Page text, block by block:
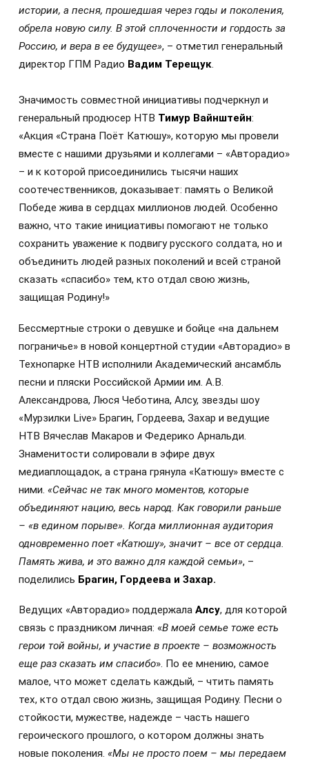
истории, а песня, прошедшая через годы и поколения,
обрела новую силу. В этой сплоченности и гордость за
Россию, и вера в ее будущее», – отметил генеральный
директор ГПМ Радио Вадим Терещук.
Значимость совместной инициативы подчеркнул и
генеральный продюсер НТВ Тимур Вайнштейн:
«Акция «Страна Поёт Катюшу», которую мы провели
вместе с нашими друзьями и коллегами – «Авторадио»
– и к которой присоединились тысячи наших
соотечественников, доказывает: память о Великой
Победе жива в сердцах миллионов людей. Особенно
важно, что такие инициативы помогают не только
сохранить уважение к подвигу русского солдата, но и
объединить людей разных поколений и всей страной
сказать «спасибо» тем, кто отдал свою жизнь,
защищая Родину!»
Бессмертные строки о девушке и бойце «на дальнем
пограничье» в новой концертной студии «Авторадио» в
Технопарке НТВ исполнили Академический ансамбль
песни и пляски Российской Армии им. А.В.
Александрова, Люся Чеботина, Алсу, звезды шоу
«Мурзилки Live» Брагин, Гордеева, Захар и ведущие
НТВ Вячеслав Макаров и Федерико Арнальди.
Знаменитости солировали в эфире двух
медиаплощадок, а страна грянула «Катюшу» вместе с
ними. «Сейчас не так много моментов, которые
объединяют нацию, весь народ. Как говорили раньше
– «в едином порыве». Когда миллионная аудитория
одновременно поет «Катюшу», значит – все от сердца.
Память жива, и это важно для каждой семьи», –
поделились Брагин, Гордеева и Захар.
Ведущих «Авторадио» поддержала Алсу, для которой
связь с праздником личная: «В моей семье тоже есть
герои той войны, и участие в проекте – возможность
еще раз сказать им спасибо». По ее мнению, самое
малое, что может сделать каждый, – чтить память
тех, кто отдал свою жизнь, защищая Родину. Песни о
стойкости, мужестве, надежде – часть нашего
героического прошлого, о котором должны знать
новые поколения. «Мы не просто поем – мы передаем